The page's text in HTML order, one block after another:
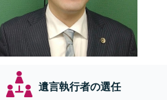
遺言執行者の選任